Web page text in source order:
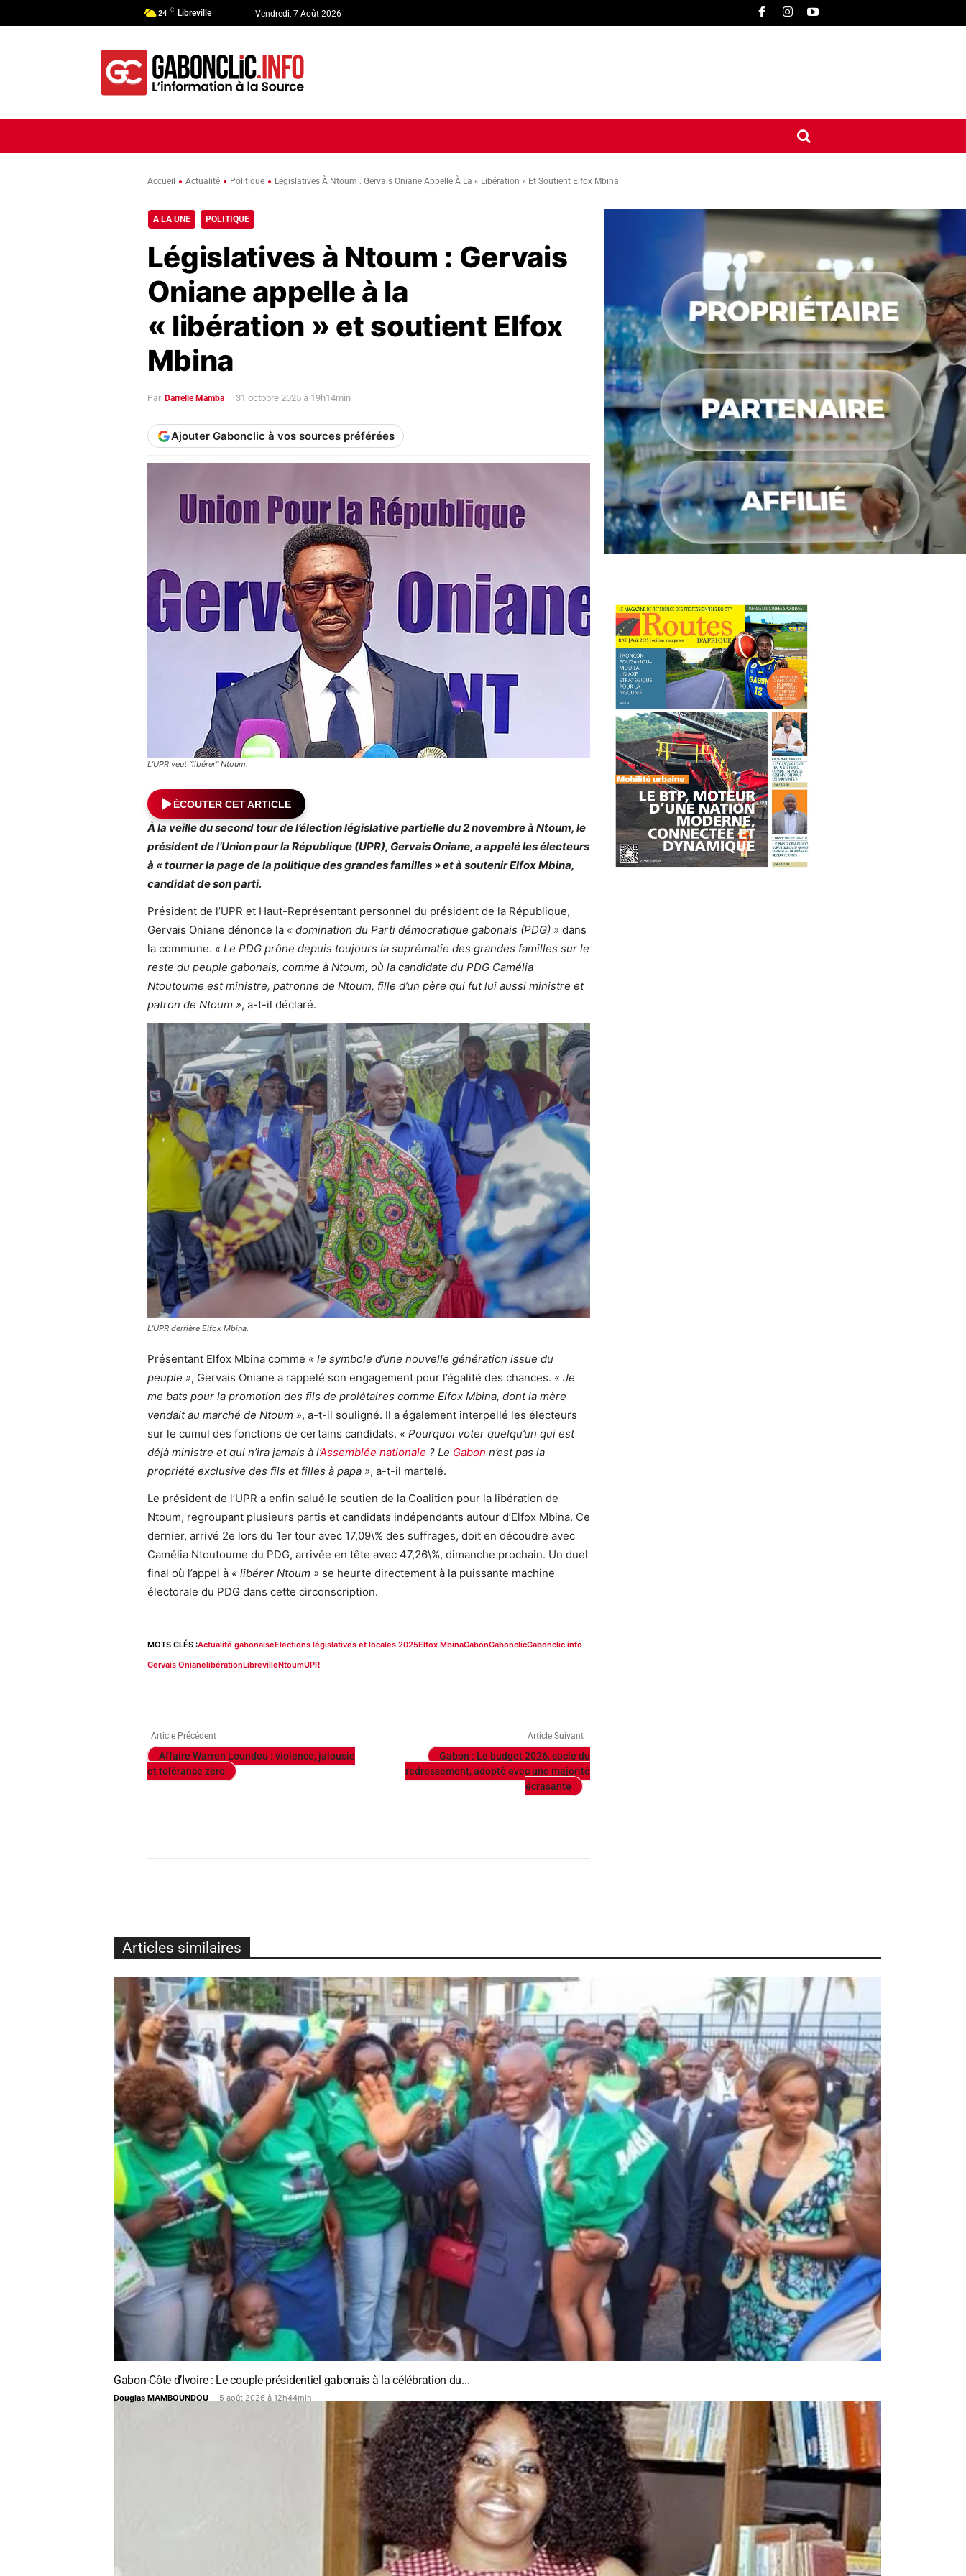
24 C Libreville Vendredi, 7 Août 2026
CONTACT
Accueil Actualité Politique Législatives À Ntoum : Gervais Oniane Appelle À La « Libération » Et Soutient Elfox Mbina
A LA UNE POLITIQUE
Législatives à Ntoum : Gervais
Oniane appelle à la
« libération » et soutient Elfox
Mbina
Par Darrelle Mamba 31 octobre 2025 à 19h14min
Ajouter Gabonclic à vos sources préférées
L’UPR veut “libérer" Ntoum.
ÉCOUTER CET ARTICLE
À la veille du second tour de l’élection législative partielle du 2 novembre à Ntoum, le
président de l’Union pour la République (UPR), Gervais Oniane, a appelé les électeurs
à « tourner la page de la politique des grandes familles » et à soutenir Elfox Mbina,
candidat de son parti.
Président de l’UPR et Haut-Représentant personnel du président de la République,
Gervais Oniane dénonce la « domination du Parti démocratique gabonais (PDG) » dans
la commune. « Le PDG prône depuis toujours la suprématie des grandes familles sur le
reste du peuple gabonais, comme à Ntoum, où la candidate du PDG Camélia
Ntoutoume est ministre, patronne de Ntoum, fille d’un père qui fut lui aussi ministre et
patron de Ntoum », a-t-il déclaré.
L’UPR derrière Elfox Mbina.
Présentant Elfox Mbina comme « le symbole d’une nouvelle génération issue du
peuple », Gervais Oniane a rappelé son engagement pour l’égalité des chances. « Je
me bats pour la promotion des fils de prolétaires comme Elfox Mbina, dont la mère
vendait au marché de Ntoum », a-t-il souligné. Il a également interpellé les électeurs
sur le cumul des fonctions de certains candidats. « Pourquoi voter quelqu’un qui est
déjà ministre et qui n’ira jamais à l’Assemblée nationale ? Le Gabon n’est pas la
propriété exclusive des fils et filles à papa », a-t-il martelé.
Le président de l’UPR a enfin salué le soutien de la Coalition pour la libération de
Ntoum, regroupant plusieurs partis et candidats indépendants autour d’Elfox Mbina. Ce
dernier, arrivé 2e lors du 1er tour avec 17,09\% des suffrages, doit en découdre avec
Camélia Ntoutoume du PDG, arrivée en tête avec 47,26\%, dimanche prochain. Un duel
final où l’appel à « libérer Ntoum » se heurte directement à la puissante machine
électorale du PDG dans cette circonscription.
MOTS CLÉS :Actualité gabonaiseElections législatives et locales 2025Elfox MbinaGabonGabonclicGabonclic.info
Gervais OnianelibérationLibrevilleNtoumUPR
Article Précédent
Affaire Warren Loundou : violence, jalousie
et tolérance zéro
Article Suivant
Gabon : Le budget 2026, socle du
redressement, adopté avec une majorité
écrasante
Articles similaires
Gabon-Côte d’Ivoire : Le couple présidentiel gabonais à la célébration du...
Douglas MAMBOUNDOU - 5 août 2026 à 12h44min